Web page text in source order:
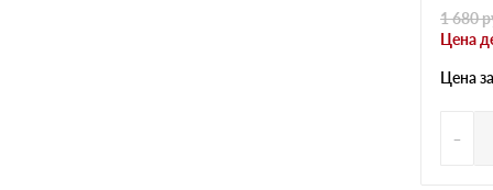
1 680
Цена
Цена за
-